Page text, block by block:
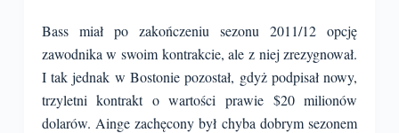
Bass miał po zakończeniu sezonu 2011/12 opcję
zawodnika w swoim kontrakcie, ale z niej zrezygnował.
I tak jednak w Bostonie pozostał, gdyż podpisał nowy,
trzyletni kontrakt o wartości prawie $20 milionów
dolarów. Ainge zachęcony był chyba dobrym sezonem